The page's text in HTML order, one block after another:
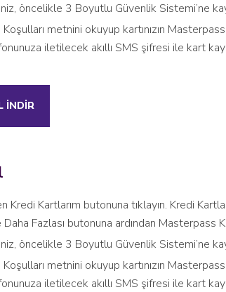
öncelikle 3 Boyutlu Güvenlik Sistemi’ne
metnini okuyup kartınızın
iletilecek akıllı SMS şifresi ile kart
İNDİR
Kredi Kartlarım butonuna tıklayın. Kredi
Fazlası butonuna ardından Masterpass
öncelikle 3 Boyutlu Güvenlik Sistemi’ne
metnini okuyup kartınızın
iletilecek akıllı SMS şifresi ile kart